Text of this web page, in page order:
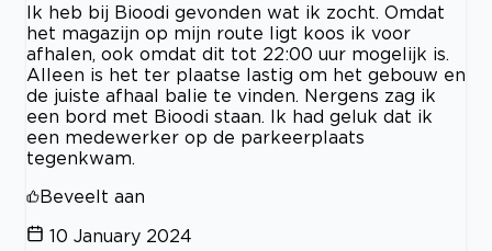
Ik heb bij Bioodi gevonden wat ik zocht. Omdat
het magazijn op mijn route ligt koos ik voor
afhalen, ook omdat dit tot 22:00 uur mogelijk is.
Alleen is het ter plaatse lastig om het gebouw en
de juiste afhaal balie te vinden. Nergens zag ik
een bord met Bioodi staan. Ik had geluk dat ik
een medewerker op de parkeerplaats
tegenkwam.
Beveelt aan
10 January 2024